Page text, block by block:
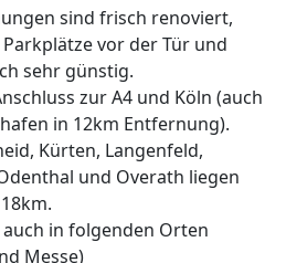
sind frisch renoviert,
vor der Tür und
sehr günstig.
zur A4 und Köln (auch
in 12km Entfernung).
Kürten, Langenfeld,
und Overath liegen
in folgenden Orten
Messe)